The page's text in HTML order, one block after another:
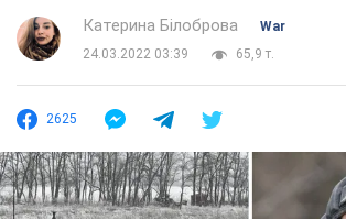
Катерина Білоброва
War
24.03.2022 03:39
65,9 т.
2625